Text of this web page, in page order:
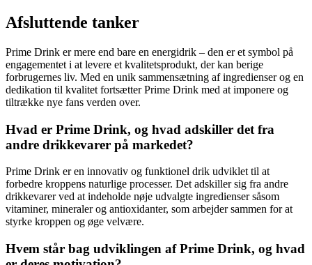
Afsluttende tanker
Prime Drink er mere end bare en energidrik – den er et symbol på
engagementet i at levere et kvalitetsprodukt, der kan berige
forbrugernes liv. Med en unik sammensætning af ingredienser og en
dedikation til kvalitet fortsætter Prime Drink med at imponere og
tiltrække nye fans verden over.
Hvad er Prime Drink, og hvad adskiller det fra
andre drikkevarer på markedet?
Prime Drink er en innovativ og funktionel drik udviklet til at
forbedre kroppens naturlige processer. Det adskiller sig fra andre
drikkevarer ved at indeholde nøje udvalgte ingredienser såsom
vitaminer, mineraler og antioxidanter, som arbejder sammen for at
styrke kroppen og øge velvære.
Hvem står bag udviklingen af Prime Drink, og hvad